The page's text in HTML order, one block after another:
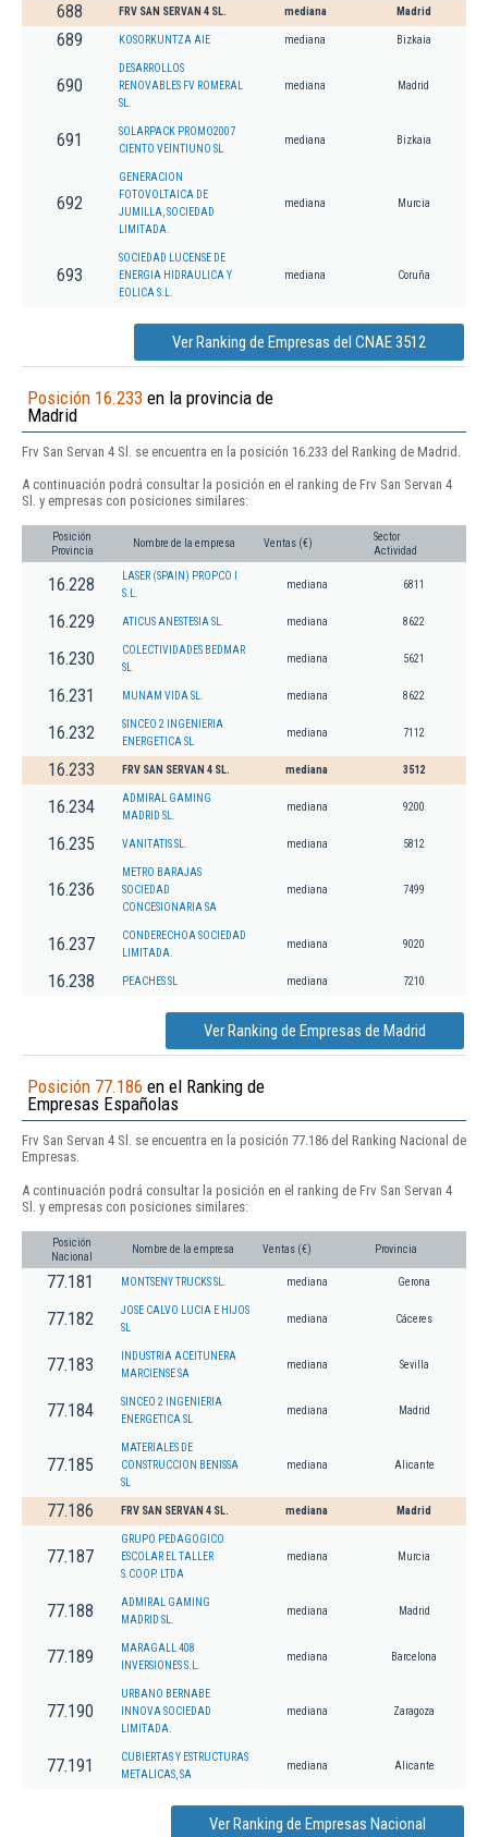
688 FRV SAN SERVAN 4 SL. mediana Madrid
689 KOSORKUNTZA AIE mediana Bizkaia
690
DESARROLLOS
RENOVABLES FV ROMERAL
SL.
mediana Madrid
691
SOLARPACK PROMO2007
CIENTO VEINTIUNO SL
mediana Bizkaia
692
GENERACION
FOTOVOLTAICA DE
JUMILLA, SOCIEDAD
LIMITADA.
mediana Murcia
693
SOCIEDAD LUCENSE DE
ENERGIA HIDRAULICA Y
EOLICA S.L.
mediana Coruña
Ver Ranking de Empresas del CNAE 3512
Posición 16.233 en la provincia de
Madrid
Frv San Servan 4 Sl. se encuentra en la posición 16.233 del Ranking de Madrid.
A continuación podrá consultar la posición en el ranking de Frv San Servan 4
Sl. y empresas con posiciones similares:
Posición
Provincia
Nombre de la empresa Ventas (€)
Sector
Actividad
16.228
LASER (SPAIN) PROPCO I
S.L.
mediana 6811
16.229 ATICUS ANESTESIA SL. mediana 8622
16.230
COLECTIVIDADES BEDMAR
SL
mediana 5621
16.231 MUNAM VIDA SL. mediana 8622
16.232
SINCEO 2 INGENIERIA
ENERGETICA SL
mediana 7112
16.233 FRV SAN SERVAN 4 SL. mediana 3512
16.234
ADMIRAL GAMING
MADRID SL.
mediana 9200
16.235 VANITATIS SL. mediana 5812
16.236
METRO BARAJAS
SOCIEDAD
CONCESIONARIA SA
mediana 7499
16.237
CONDERECHOA SOCIEDAD
LIMITADA.
mediana 9020
16.238 PEACHES SL mediana 7210
Ver Ranking de Empresas de Madrid
Posición 77.186 en el Ranking de
Empresas Españolas
Frv San Servan 4 Sl. se encuentra en la posición 77.186 del Ranking Nacional de
Empresas.
A continuación podrá consultar la posición en el ranking de Frv San Servan 4
Sl. y empresas con posiciones similares:
Posición
Nacional
Nombre de la empresa Ventas (€) Provincia
77.181 MONTSENY TRUCKS SL. mediana Gerona
77.182
JOSE CALVO LUCIA E HIJOS
SL
mediana Cáceres
77.183
INDUSTRIA ACEITUNERA
MARCIENSE SA
mediana Sevilla
77.184
SINCEO 2 INGENIERIA
ENERGETICA SL
mediana Madrid
77.185
MATERIALES DE
CONSTRUCCION BENISSA
SL
mediana Alicante
77.186 FRV SAN SERVAN 4 SL. mediana Madrid
77.187
GRUPO PEDAGOGICO
ESCOLAR EL TALLER
S.COOP. LTDA
mediana Murcia
77.188
ADMIRAL GAMING
MADRID SL.
mediana Madrid
77.189
MARAGALL 408
INVERSIONES S.L.
mediana Barcelona
77.190
URBANO BERNABE
INNOVA SOCIEDAD
LIMITADA.
mediana Zaragoza
77.191
CUBIERTAS Y ESTRUCTURAS
METALICAS, SA
mediana Alicante
Ver Ranking de Empresas Nacional